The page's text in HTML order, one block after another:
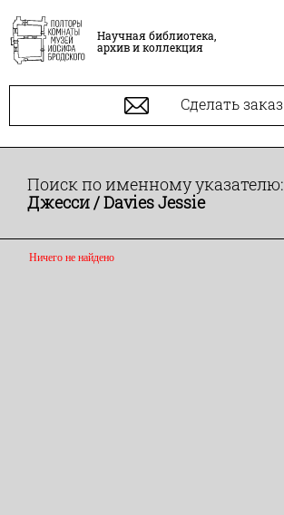
Научная библиотека,
архив и коллекция
Сделать заказ
Поиск по именному указателю:
Джесси / Davies Jessie
Ничего не найдено